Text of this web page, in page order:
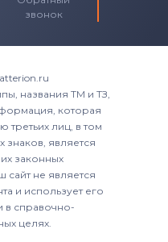
звонок
названия ТМ и ТЗ,
которая
третьих лиц, в том
знаков, является
законных
сайт не является
и использует его
в справочно-
целях.